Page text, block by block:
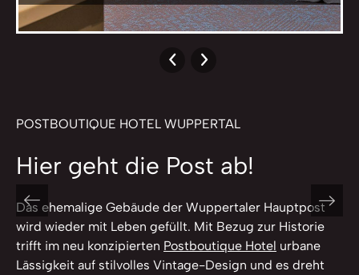
POSTBOUTIQUE HOTEL WUPPERTAL
Hier geht die Post ab!
Das ehemalige Gebäude der Wuppertaler Hauptpost
wird wieder mit Leben gefüllt. Mit Bezug zur Historie
trifft im neu konzipierten Postboutique Hotel urbane
Lässigkeit auf stilvolles Vintage-Design und es dreht